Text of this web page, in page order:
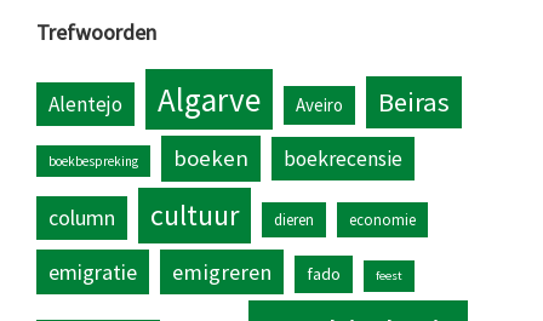
Trefwoorden
Alentejo Algarve Aveiro Beiras
boekbespreking boeken boekrecensie
column cultuur dieren economie
emigratie emigreren fado feest